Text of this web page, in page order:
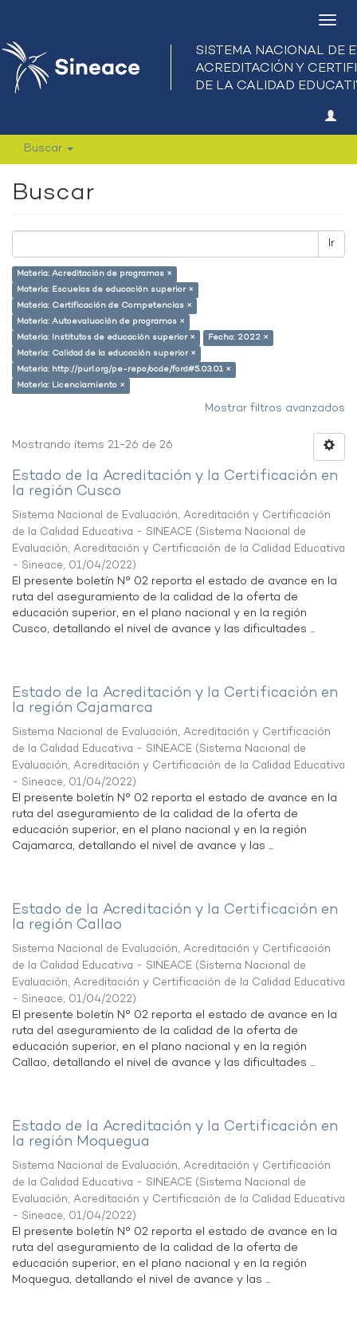
Buscar
Buscar
Ir
Materia: Acreditación de programas ×
Materia: Escuelas de educación superior ×
Materia: Certificación de Competencias ×
Materia: Autoevaluación de programas ×
Materia: Institutos de educación superior ×
Fecha: 2022 ×
Materia: Calidad de la educación superior ×
Materia: http://purl.org/pe-repo/ocde/ford#5.03.01 ×
Materia: Licenciamiento ×
Mostrar filtros avanzados
Mostrando ítems 21-26 de 26
Estado de la Acreditación y la Certificación en
la región Cusco
Sistema Nacional de Evaluación, Acreditación y Certificación
de la Calidad Educativa - SINEACE (Sistema Nacional de
Evaluación, Acreditación y Certificación de la Calidad Educativa
- Sineace, 01/04/2022)
El presente boletín N° 02 reporta el estado de avance en la
ruta del aseguramiento de la calidad de la oferta de
educación superior, en el plano nacional y en la región
Cusco, detallando el nivel de avance y las dificultades ...
Estado de la Acreditación y la Certificación en
la región Cajamarca
Sistema Nacional de Evaluación, Acreditación y Certificación
de la Calidad Educativa - SINEACE (Sistema Nacional de
Evaluación, Acreditación y Certificación de la Calidad Educativa
- Sineace, 01/04/2022)
El presente boletín N° 02 reporta el estado de avance en la
ruta del aseguramiento de la calidad de la oferta de
educación superior, en el plano nacional y en la región
Cajamarca, detallando el nivel de avance y las ...
Estado de la Acreditación y la Certificación en
la región Callao
Sistema Nacional de Evaluación, Acreditación y Certificación
de la Calidad Educativa - SINEACE (Sistema Nacional de
Evaluación, Acreditación y Certificación de la Calidad Educativa
- Sineace, 01/04/2022)
El presente boletín N° 02 reporta el estado de avance en la
ruta del aseguramiento de la calidad de la oferta de
educación superior, en el plano nacional y en la región
Callao, detallando el nivel de avance y las dificultades ...
Estado de la Acreditación y la Certificación en
la región Moquegua
Sistema Nacional de Evaluación, Acreditación y Certificación
de la Calidad Educativa - SINEACE (Sistema Nacional de
Evaluación, Acreditación y Certificación de la Calidad Educativa
- Sineace, 01/04/2022)
El presente boletín N° 02 reporta el estado de avance en la
ruta del aseguramiento de la calidad de la oferta de
educación superior, en el plano nacional y en la región
Moquegua, detallando el nivel de avance y las ...